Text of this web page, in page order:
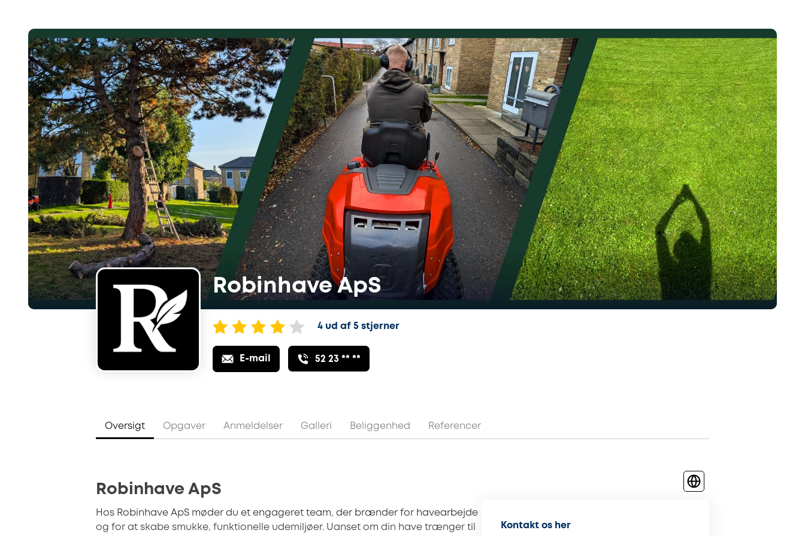
Robinhave ApS
4 ud af 5 stjerner
E-mail 52 23 ** **
Oversigt Opgaver Anmeldelser Galleri Beliggenhed Referencer
Robinhave ApS
Hos Robinhave ApS møder du et engageret team, der brænder for havearbejde
og for at skabe smukke, funktionelle udemiljøer. Uanset om din have trænger til
Kontakt os her